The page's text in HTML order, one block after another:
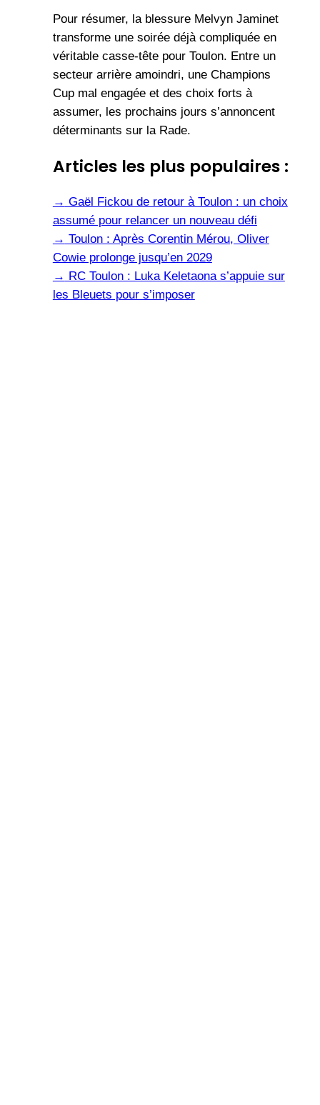
Pour résumer, la blessure Melvyn Jaminet
transforme une soirée déjà compliquée en
véritable casse-tête pour Toulon. Entre un
secteur arrière amoindri, une Champions
Cup mal engagée et des choix forts à
assumer, les prochains jours s’annoncent
déterminants sur la Rade.
Articles les plus populaires :
→ Gaël Fickou de retour à Toulon : un choix
assumé pour relancer un nouveau défi
→ Toulon : Après Corentin Mérou, Oliver
Cowie prolonge jusqu’en 2029
→ RC Toulon : Luka Keletaona s’appuie sur
les Bleuets pour s’imposer